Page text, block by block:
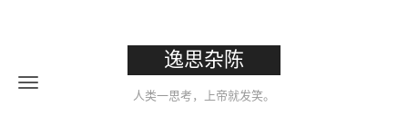
逸思杂陈
人类一思考，上帝就发笑。